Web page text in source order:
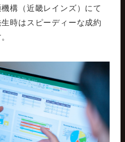
構（近畿レインズ）にて
時はスピーディーな成約